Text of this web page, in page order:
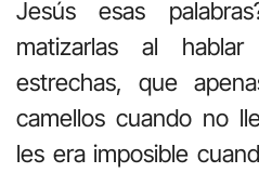
Jesús esas
matizarlas al
estrechas, que
camellos cuando no
les era imposible